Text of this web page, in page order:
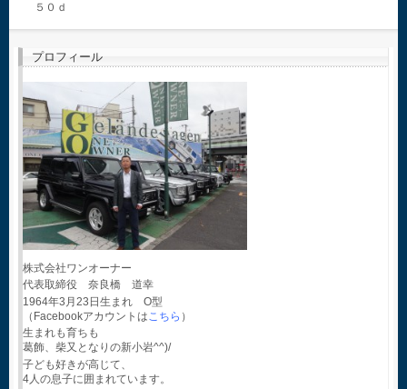
５０ｄ
プロフィール
株式会社ワンオーナー
代表取締役 奈良橋 道幸
1964年3月23日生まれ O型
（Facebookアカウントはこちら ）
生まれも育ちも
葛飾、柴又となりの新小岩^^)/
子ども好きが高じて、
4人の息子に囲まれています。